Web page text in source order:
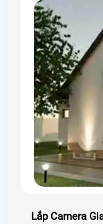
Lắp Camera